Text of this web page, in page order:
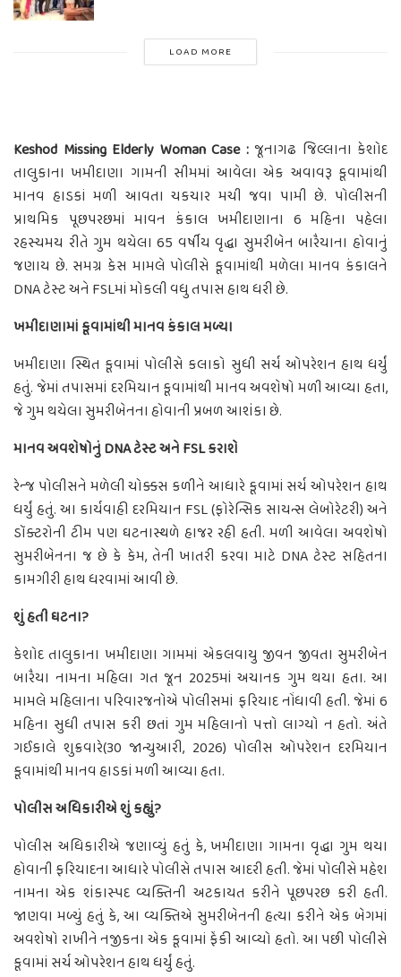
LOAD MORE
Keshod Missing Elderly Woman Case : જૂનાગઢ જિલ્લાના કેશોદ
તાલુકાના ખમીદાણા ગામની સીમમાં આવેલા એક અવાવરૂ કૂવામાંથી
માનવ હાડકાં મળી આવતા ચકચાર મચી જવા પામી છે. પોલીસની
પ્રાથમિક પૂછપરછમાં માવન કંકાલ ખમીદાણાના 6 મહિના પહેલા
રહસ્યમય રીતે ગુમ થયેલા 65 વર્ષીય વૃદ્ધા સુમરીબેન બારૈયાના હોવાનું
જણાય છે. સમગ્ર કેસ મામલે પોલીસે કૂવામાંથી મળેલા માનવ કંકાલને
DNA ટેસ્ટ અને FSLમાં મોકલી વધુ તપાસ હાથ ધરી છે.
ખમીદાણામાં કૂવામાંથી માનવ કંકાલ મળ્યા
ખમીદાણા સ્થિત કૂવામાં પોલીસે કલાકો સુધી સર્ચ ઓપરેશન હાથ ધર્યું
હતું. જેમાં તપાસમાં દરમિયાન કૂવામાંથી માનવ અવશેષો મળી આવ્યા હતા,
જે ગુમ થયેલા સુમરીબેનના હોવાની પ્રબળ આશંકા છે.
માનવ અવશેષોનું DNA ટેસ્ટ અને FSL કરાશે
રેન્જ પોલીસને મળેલી ચોક્કસ કળીને આધારે કૂવામાં સર્ચ ઓપરેશન હાથ
ધર્યું હતું. આ કાર્યવાહી દરમિયાન FSL (ફોરેન્સિક સાયન્સ લેબોરેટરી) અને
ડૉક્ટરોની ટીમ પણ ઘટનાસ્થળે હાજર રહી હતી. મળી આવેલા અવશેષો
સુમરીબેનના જ છે કે કેમ, તેની ખાતરી કરવા માટે DNA ટેસ્ટ સહિતના
કામગીરી હાથ ધરવામાં આવી છે.
શું હતી ઘટના?
કેશોદ તાલુકાના ખમીદાણા ગામમાં એકલવાયુ જીવન જીવતા સુમરીબેન
બારૈયા નામના મહિલા ગત જૂન 2025માં અચાનક ગુમ થયા હતા. આ
મામલે મહિલાના પરિવારજનોએ પોલીસમાં ફરિયાદ નોંધાવી હતી. જેમાં 6
મહિના સુધી તપાસ કરી છતાં ગુમ મહિલાનો પત્તો લાગ્યો ન હતો. અંતે
ગઈકાલે શુક્રવારે(30 જાન્યુઆરી, 2026) પોલીસ ઓપરેશન દરમિયાન
કૂવામાંથી માનવ હાડકાં મળી આવ્યા હતા.
પોલીસ અધિકારીએ શું કહ્યું?
પોલીસ અધિકારીએ જણાવ્યું હતું કે, ખમીદાણા ગામના વૃદ્ધા ગુમ થયા
હોવાની ફરિયાદના આધારે પોલીસે તપાસ આદરી હતી. જેમાં પોલીસે મહેશ
નામના એક શંકાસ્પદ વ્યક્તિની અટકાયત કરીને પૂછપરછ કરી હતી.
જાણવા મળ્યું હતું કે, આ વ્યક્તિએ સુમરીબેનની હત્યા કરીને એક બેગમાં
અવશેષો રાખીને નજીકના એક કૂવામાં ફેંકી આવ્યો હતો. આ પછી પોલીસે
કૂવામાં સર્ચ ઓપરેશન હાથ ધર્યું હતું.